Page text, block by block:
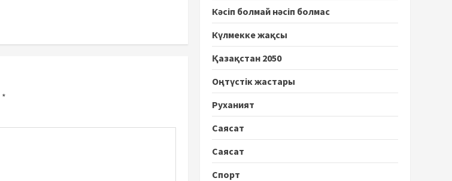
*
Кәсіп болмай нәсіп болмас
Күлмекке жақсы
Қазақстан 2050
Оңтүстік жастары
Руханият
Саясат
Саясат
Спорт